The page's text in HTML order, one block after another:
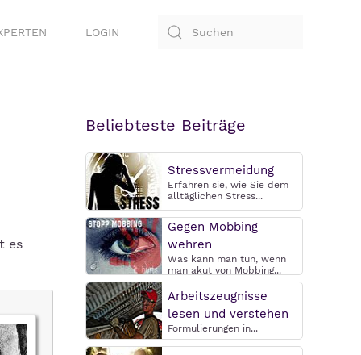
LOGIN
es
Beliebteste Beiträge
Stressvermeidung
Erfahren sie, wie Sie dem
alltäglichen Stress...
Gegen Mobbing
wehren
Was kann man tun, wenn
man akut von Mobbing...
Arbeitszeugnisse
lesen und verstehen
Formulierungen in...